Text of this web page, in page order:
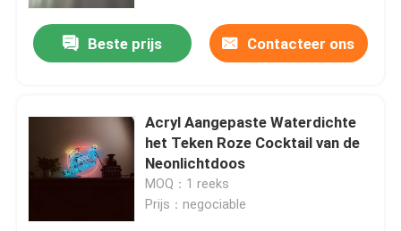
Producten
Beste prijs Contacteer ons
Acryl Aangepaste Waterdichte
het Teken Roze Cocktail van de
Neonlichtdoos
MOQ：1 reeks
Prijs：negociable